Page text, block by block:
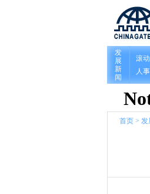
首页 > 发